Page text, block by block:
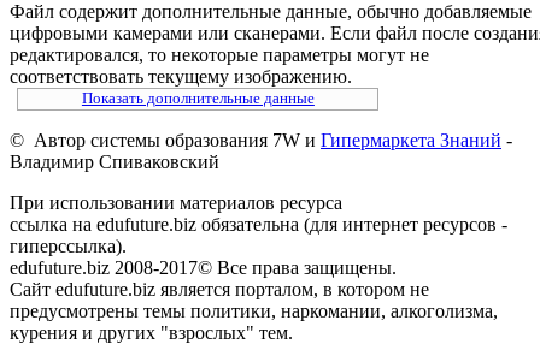
Файл содержит дополнительные данные, обычно добавляемые
цифровыми камерами или сканерами. Если файл после
редактировался, то некоторые параметры могут не
соответствовать текущему изображению.
Показать дополнительные данные
© Автор системы образования 7W и Гипермаркета Знаний -
Владимир Спиваковский
При использовании материалов ресурса
ссылка на edufuture.biz обязательна (для интернет ресурсов -
гиперссылка).
edufuture.biz 2008-2017© Все права защищены.
Сайт edufuture.biz является порталом, в котором не
предусмотрены темы политики, наркомании, алкоголизма,
курения и других "взрослых" тем.